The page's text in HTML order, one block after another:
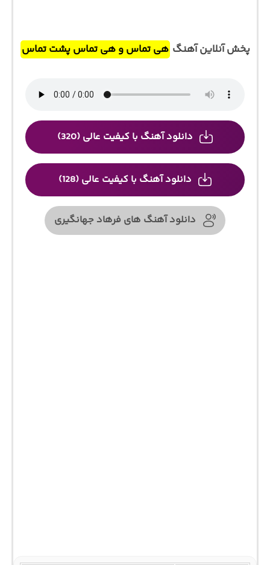
پخش آنلاین آهنگ هی تماس و هی تماس پشت تماس
دانلود آهنگ با کیفیت عالی (320)
دانلود آهنگ با کیفیت عالی (128)
دانلود آهنگ های فرهاد جهانگیری